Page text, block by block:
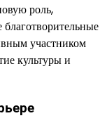
роль,
участником
культуры и